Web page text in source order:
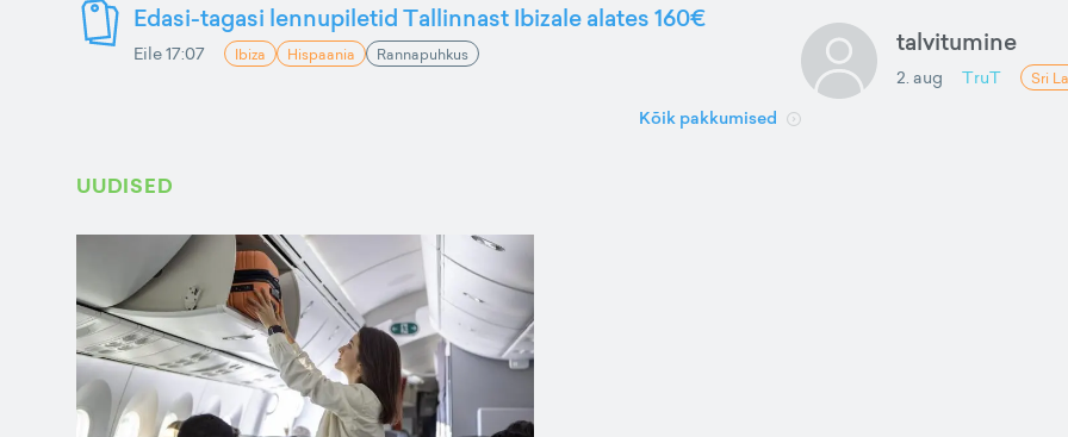
Edasi-tagasi lennupiletid Tallinnast Ibizale alates 160€
Eile 17:07 Ibiza Hispaania Rannapuhkus
Kõik pakkumised
talvitumine
2. aug TruT Sri
UUDISED